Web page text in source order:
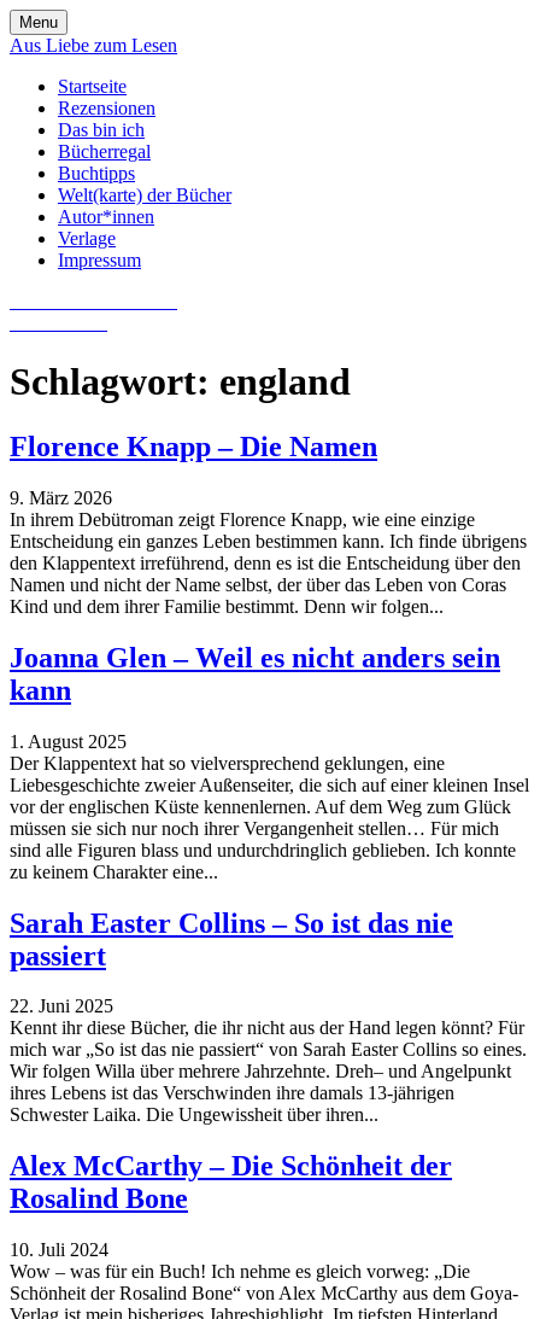
Skip
to
Menu
Aus Liebe zum Lesen
Startseite
Rezensionen
Das bin ich
Bücherregal
Buchtipps
Welt(karte) der Bücher
Autor*innen
Verlage
Impressum
Schlagwort: england
Florence Knapp – Die Namen
9. März 2026
In ihrem Debütroman zeigt Florence Knapp, wie eine einzige
Entscheidung ein ganzes Leben bestimmen kann. Ich finde übrigens
den Klappentext irreführend, denn es ist die Entscheidung über den
Namen und nicht der Name selbst, der über das Leben von Coras
Kind und dem ihrer Familie bestimmt. Denn wir folgen...
Joanna Glen – Weil es nicht anders sein
kann
1. August 2025
Der Klappentext hat so vielversprechend geklungen, eine
Liebesgeschichte zweier Außenseiter, die sich auf einer kleinen Insel
vor der englischen Küste kennenlernen. Auf dem Weg zum Glück
müssen sie sich nur noch ihrer Vergangenheit stellen… Für mich
sind alle Figuren blass und undurchdringlich geblieben. Ich konnte
zu keinem Charakter eine...
Sarah Easter Collins – So ist das nie
passiert
22. Juni 2025
Kennt ihr diese Bücher, die ihr nicht aus der Hand legen könnt? Für
mich war „So ist das nie passiert“ von Sarah Easter Collins so eines.
Wir folgen Willa über mehrere Jahrzehnte. Dreh– und Angelpunkt
ihres Lebens ist das Verschwinden ihre damals 13-jährigen
Schwester Laika. Die Ungewissheit über ihren...
Alex McCarthy – Die Schönheit der
Rosalind Bone
10. Juli 2024
Wow – was für ein Buch! Ich nehme es gleich vorweg: „Die
Schönheit der Rosalind Bone“ von Alex McCarthy aus dem Goya-